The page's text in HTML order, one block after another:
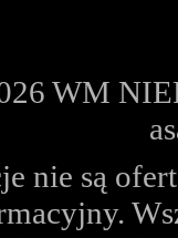
WM
nie są